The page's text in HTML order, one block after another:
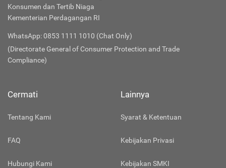
Konsumen dan Tertib Niaga
Kementerian Perdagangan RI
WhatsApp: 0853 1111 1010 (Chat Only)
(Directorate General of Consumer Protection and Trade
Compliance)
Cermati
Tentang Kami
FAQ
Hubungi Kami
Lainnya
Syarat & Ketentuan
Kebijakan Privasi
Kebijakan SMKI